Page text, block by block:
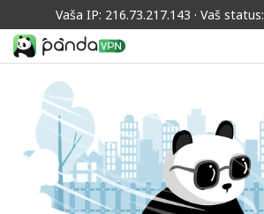
Vaša IP: 216.73.217.143 · Vaš status: